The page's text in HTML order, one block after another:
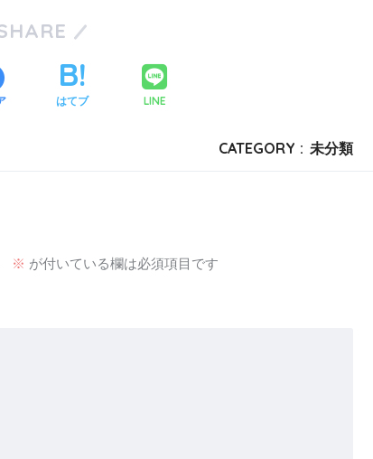
はてブ LINE
CATEGORY : 未分類
※ が付いている欄は必須項目です